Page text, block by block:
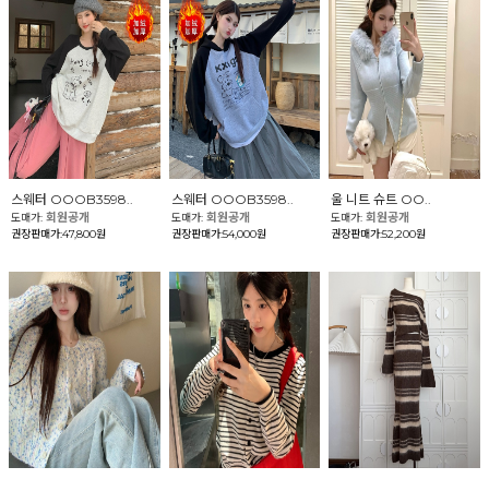
스웨터 OOOB3598..
도매가: 회원공개
권장판매가:47,800원
스웨터 OOOB3598..
도매가: 회원공개
권장판매가:54,000원
울 니트 슈트 OO..
도매가:회원공개
권장판매가:52,200원